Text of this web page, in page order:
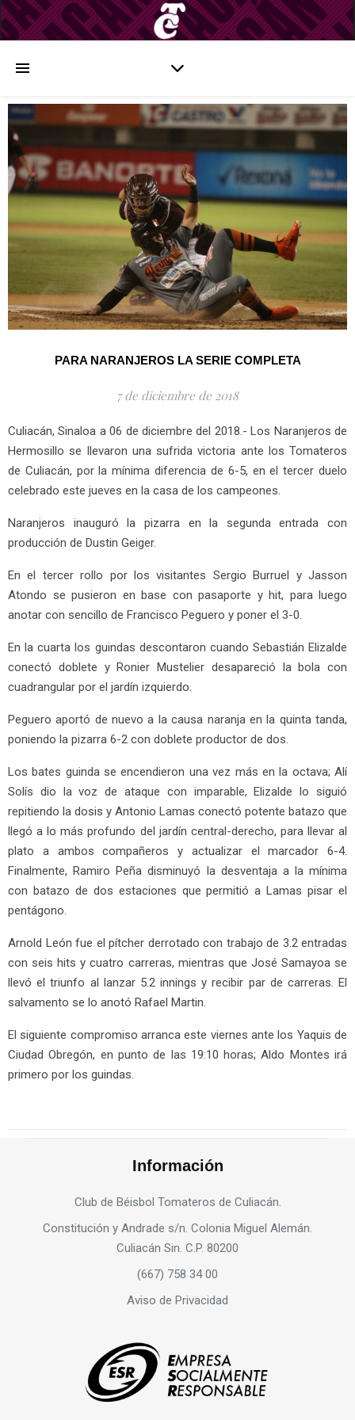
PARA NARANJEROS LA SERIE COMPLETA
7 de diciembre de 2018
Culiacán, Sinaloa a 06 de diciembre del 2018.- Los Naranjeros de
Hermosillo se llevaron una sufrida victoria ante los Tomateros
de Culiacán, por la mínima diferencia de 6-5, en el tercer duelo
celebrado este jueves en la casa de los campeones.
Naranjeros inauguró la pizarra en la segunda entrada con
producción de Dustin Geiger.
En el tercer rollo por los visitantes Sergio Burruel y Jasson
Atondo se pusieron en base con pasaporte y hit, para luego
anotar con sencillo de Francisco Peguero y poner el 3-0.
En la cuarta los guindas descontaron cuando Sebastián Elizalde
conectó doblete y Ronier Mustelier desapareció la bola con
cuadrangular por el jardín izquierdo.
Peguero aportó de nuevo a la causa naranja en la quinta tanda,
poniendo la pizarra 6-2 con doblete productor de dos.
Los bates guinda se encendieron una vez más en la octava; Alí
Solís dio la voz de ataque con imparable, Elizalde lo siguió
repitiendo la dosis y Antonio Lamas conectó potente batazo que
llegó a lo más profundo del jardín central-derecho, para llevar al
plato a ambos compañeros y actualizar el marcador 6-4.
Finalmente, Ramiro Peña disminuyó la desventaja a la mínima
con batazo de dos estaciones que permitió a Lamas pisar el
pentágono.
Arnold León fue el pítcher derrotado con trabajo de 3.2 entradas
con seis hits y cuatro carreras, mientras que José Samayoa se
llevó el triunfo al lanzar 5.2 innings y recibir par de carreras. El
salvamento se lo anotó Rafael Martin.
El siguiente compromiso arranca este viernes ante los Yaquis de
Ciudad Obregón, en punto de las 19:10 horas; Aldo Montes irá
primero por los guindas.
Información
Club de Béisbol Tomateros de Culiacán.
Constitución y Andrade s/n. Colonia Miguel Alemán.
Culiacán Sin. C.P. 80200
(667) 758 34 00
Aviso de Privacidad